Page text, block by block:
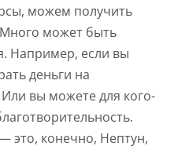
можем получить
Много может быть
Например, если вы
деньги на
вы можете для кого-
это, конечно, Нептун,